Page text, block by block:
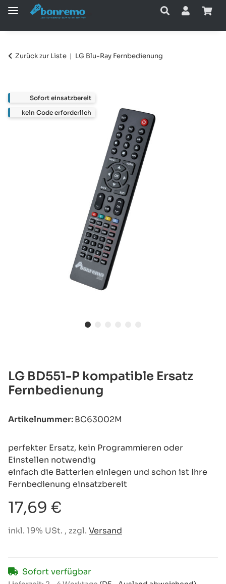
Zurück zur Liste LG Blu-Ray Fernbedienung
LG BD551-P kompatible Ersatz
Fernbedienung
Artikelnummer:BC63002M
perfekter Ersatz, kein Programmieren oder
Einstellen notwendig
einfach die Batterien einlegen und schon ist Ihre
Fernbedienung einsatzbereit
17,69 €
inkl. 19% USt. , zzgl. Versand
Sofort verfügbar